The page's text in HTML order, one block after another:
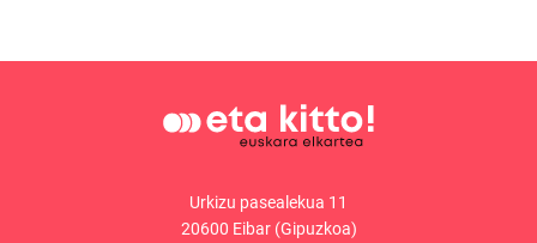
Urkizu pasealekua 11
20600 Eibar (Gipuzkoa)